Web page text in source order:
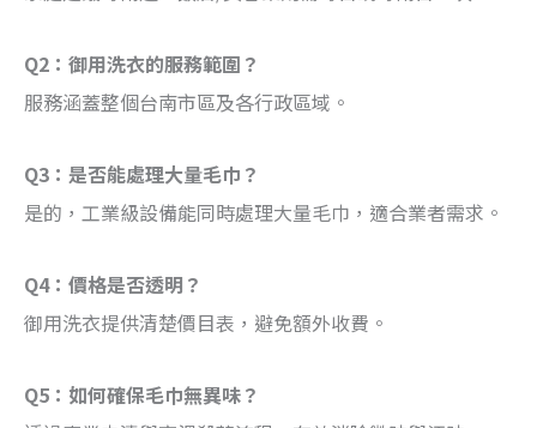
Q2：御用洗衣的服務範圍？
服務涵蓋整個台南市區及各行政區域。
Q3：是否能處理大量毛巾？
是的，工業級設備能同時處理大量毛巾，適合業者需求。
Q4：價格是否透明？
御用洗衣提供清楚價目表，避免額外收費。
Q5：如何確保毛巾無異味？